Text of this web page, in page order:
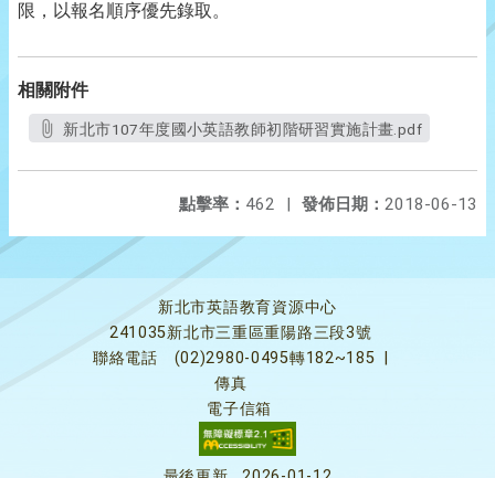
限，以報名順序優先錄取。
相關附件
新北市107年度國小英語教師初階研習實施計畫.pdf
發佈日期： 2018-06-13
點擊率： 462 |
新北市英語教育資源中心
241035新北市三重區重陽路三段3號
聯絡電話
(02)2980-0495轉182~185
傳真
電子信箱